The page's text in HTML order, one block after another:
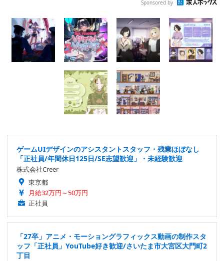
Sponsored by
ゲームUIデザインのアシスタントスタッフ・残業ほぼなし
「正社員/年間休日125日/SE志望歓迎」・未経験歓迎
株式会社Creer
東京都
月給32万円～50万円
正社員
「27卒」アニメ・モーショングラフィックス動画の制作スタ
ッフ「正社員」YouTube好き歓迎/さいたま市大宮区大門町2
丁目